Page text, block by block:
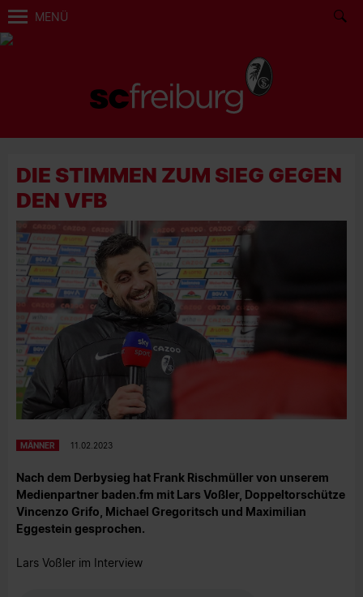
MENÜ
DIE STIMMEN ZUM SIEG GEGEN
DEN VFB
MÄNNER 11.02.2023
Nach dem Derbysieg hat Frank Rischmüller von unserem
Medienpartner baden.fm mit Lars Voßler, Doppeltorschütze
Vincenzo Grifo, Michael Gregoritsch und Maximilian
Eggestein gesprochen.
Lars Voßler im Interview